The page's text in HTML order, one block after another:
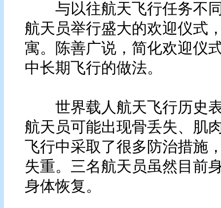
与以往航天飞行任务不同
航天员举行盛大的欢迎仪式
寓。陈善广说，简化欢迎仪
中长期飞行的做法。
世界载人航天飞行历史表
航天员可能出现骨丢失、肌
飞行中采取了很多防治措施
失重。三名航天员虽然目前
身体恢复。